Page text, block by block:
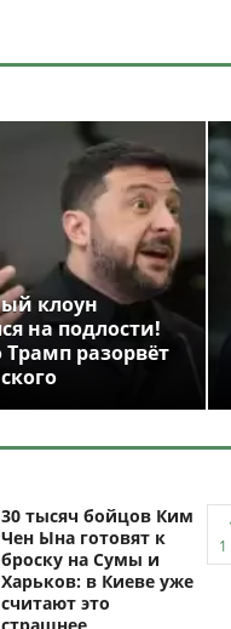
клоун
на подлости!
Трамп разорвёт
30 тысяч бойцов Ким
Чен Ына готовят к
броску на Сумы и
Харьков: в Киеве уже
считают это